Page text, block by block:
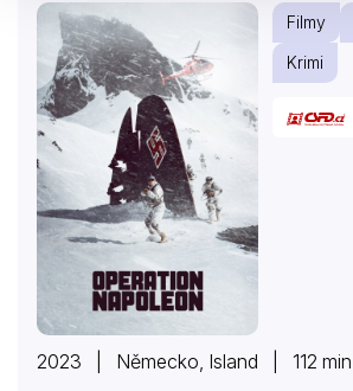
Filmy
Krimi
2023 | Německo, Island | 112 min